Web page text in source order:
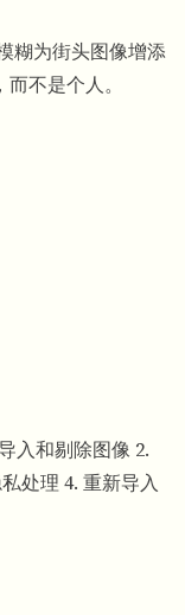
糊为街头图像增添
不是个人。
入和剔除图像 2.
处理 4. 重新导入